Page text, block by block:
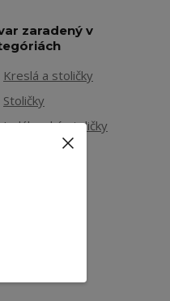
zaradený v
Kreslá a stoličky
Stoličky
Jedálenské stoličky